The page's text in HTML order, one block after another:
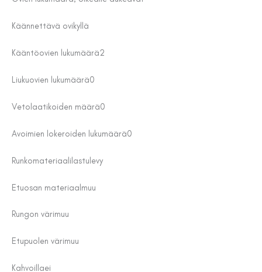
Käännettävä ovikyllä
Kääntöovien lukumäärä2
Liukuovien lukumäärä0
Vetolaatikoiden määrä0
Avoimien lokeroiden lukumäärä0
Runkomateriaalilastulevy
Etuosan materiaalmuu
Rungon värimuu
Etupuolen värimuu
Kahvoillaei